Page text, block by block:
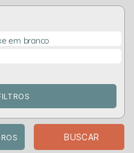
em branco
BUSCAR